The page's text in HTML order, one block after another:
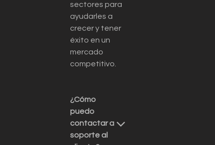
sectores para
ayudarles a
crecer y tener
éxito en un
mercado
competitivo.
¿Cómo
puedo
contactar a
soporte al